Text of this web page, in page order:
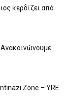
κερδίζει από
Ανακοινώνουμε
Zone – YRE